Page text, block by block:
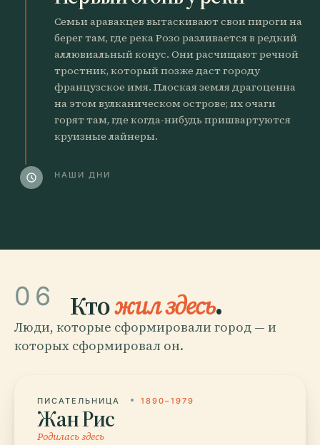
Семьи аравакцев вытаскивают свои пироги на
берег там, где река Розо разливается в редкий
аллювиальный конус. Они расчищают речной
тростник, который позже даст городу
французское имя. Плоская земля драгоценна
на этом вулканическом острове; их очаги
горят там, где когда-нибудь пришвартуются
круизные лайнеры.
schedule НАШИ ДНИ
06 Ктожил здесь.
Люди, которые сформировали город — и
которых сформировал он.
ПИСАТЕЛЬНИЦА 1890–1979
Жан Рис
Родилась здесь